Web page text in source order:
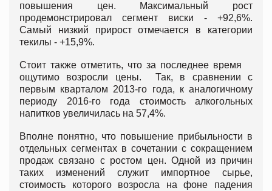
повышения цен. Максимальный рост
продемонстрировал сегмент виски - +92,6%.
Самый низкий прирост отмечается в категории
текилы - +15,9%.
Стоит также отметить, что за последнее время
ощутимо возросли цены. Так, в сравнении с
первым кварталом 2013-го года, к аналогичному
периоду 2016-го года стоимость алкогольных
напитков увеличилась на 57,4%.
Вполне понятно, что повышение прибыльности в
отдельных сегментах в сочетании с сокращением
продаж связано с ростом цен. Одной из причин
таких изменений служит импортное сырье,
стоимость которого возросла на фоне падения